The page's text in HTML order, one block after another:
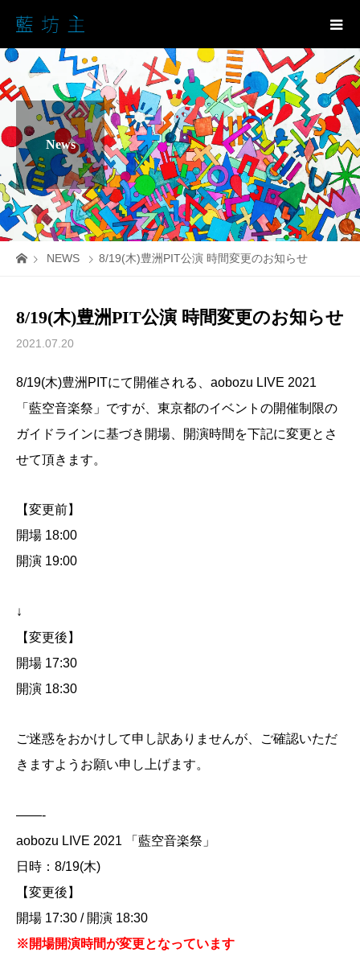
News
NEWS 8/19(木)豊洲PIT公演 時間変更のお知らせ
8/19(木)豊洲PIT公演 時間変更のお知らせ
2021.07.20
8/19(木)豊洲PITにて開催される、aobozu LIVE 2021
「藍空音楽祭」ですが、東京都のイベントの開催制限の
ガイドラインに基づき開場、開演時間を下記に変更とさ
せて頂きます。
【変更前】
開場 18:00
開演 19:00
↓
【変更後】
開場 17:30
開演 18:30
ご迷惑をおかけして申し訳ありませんが、ご確認いただ
きますようお願い申し上げます。
——-
aobozu LIVE 2021 「藍空音楽祭」
日時：8/19(木)
【変更後】
開場 17:30 / 開演 18:30
※開場開演時間が変更となっています